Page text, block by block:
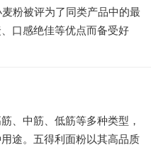
粉被评为了同类产品中的最
口感绝佳等优点而备受好
、中筋、低筋等多种类型，
途。五得利面粉以其高品质